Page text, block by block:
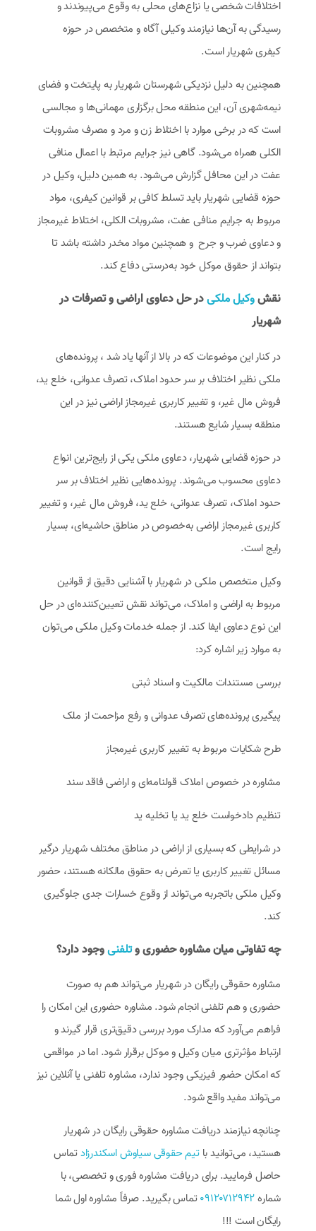
اختلافات شخصی یا نزاع‌های محلی به وقوع می‌پیوندند و
رسیدگی به آن‌ها نیازمند وکیلی آگاه و متخصص در حوزه
کیفری شهریار است.
همچنین به دلیل نزدیکی شهرستان شهریار به پایتخت و فضای
نیمه‌شهری آن، این منطقه محل برگزاری مهمانی‌ها و مجالسی
است که در برخی موارد با اختلاط زن و مرد و مصرف مشروبات
الکلی همراه می‌شود. گاهی نیز جرایم مرتبط با اعمال منافی
عفت در این محافل گزارش می‌شود. به همین دلیل، وکیل در
حوزه قضایی شهریار باید تسلط کافی بر قوانین کیفری، مواد
مربوط به جرایم منافی عفت، مشروبات الکلی، اختلاط غیرمجاز
و دعاوی ضرب و جرح و همچنین مواد مخدر داشته باشد تا
بتواند از حقوق موکل خود به‌درستی دفاع کند.
نقشوکیل ملکیدر حل دعاوی اراضی و تصرفات در
شهریار
در کنار این موضوعات که در بالا از آنها یاد شد ، پرونده‌های
ملکی نظیر اختلاف بر سر حدود املاک، تصرف عدوانی، خلع ید،
فروش مال غیر، و تغییر کاربری غیرمجاز اراضی نیز در این
منطقه بسیار شایع هستند.
در حوزه قضایی شهریار، دعاوی ملکی یکی از رایج‌ترین انواع
دعاوی محسوب می‌شوند. پرونده‌هایی نظیر اختلاف بر سر
حدود املاک، تصرف عدوانی، خلع ید، فروش مال غیر، و تغییر
کاربری غیرمجاز اراضی به‌خصوص در مناطق حاشیه‌ای، بسیار
رایج است.
وکیل متخصص ملکی در شهریار با آشنایی دقیق از قوانین
مربوط به اراضی و املاک، می‌تواند نقش تعیین‌کننده‌ای در حل
این نوع دعاوی ایفا کند. از جمله خدمات وکیل ملکی می‌توان
به موارد زیر اشاره کرد:
بررسی مستندات مالکیت و اسناد ثبتی
پیگیری پرونده‌های تصرف عدوانی و رفع مزاحمت از ملک
طرح شکایات مربوط به تغییر کاربری غیرمجاز
مشاوره در خصوص املاک قولنامه‌ای و اراضی فاقد سند
تنظیم دادخواست خلع ید یا تخلیه ید
در شرایطی که بسیاری از اراضی در مناطق مختلف شهریار درگیر
مسائل تغییر کاربری یا تعرض به حقوق مالکانه هستند، حضور
وکیل ملکی باتجربه می‌تواند از وقوع خسارات جدی جلوگیری
کند.
چه تفاوتی میان مشاوره حضوری وتلفنیوجود دارد؟
مشاوره حقوقی رایگان در شهریار می‌تواند هم به صورت
حضوری و هم تلفنی انجام شود. مشاوره حضوری این امکان را
فراهم می‌آورد که مدارک مورد بررسی دقیق‌تری قرار گیرند و
ارتباط مؤثرتری میان وکیل و موکل برقرار شود. اما در مواقعی
که امکان حضور فیزیکی وجود ندارد، مشاوره تلفنی یا آنلاین نیز
می‌تواند مفید واقع شود.
چنانچه نیازمند دریافت مشاوره حقوقی رایگان در شهریار
هستید، می‌توانید باتیم حقوقی سیاوش اسکندرزادتماس
حاصل فرمایید. برای دریافت مشاوره فوری و تخصصی، با
شماره۰۹۱۲۰۷۱۲۹۴۲تماس بگیرید. صرفاً مشاوره اول شما
رایگان است !!!